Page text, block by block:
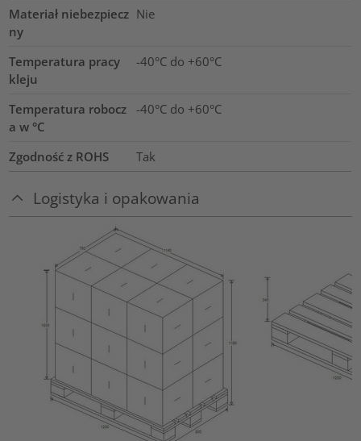
Materiał niebezpiecz
ny
Nie
Temperatura pracy
kleju
-40°C do +60°C
Temperatura robocz
a w °C
-40°C do +60°C
Zgodność z ROHS Tak
Logistyka i opakowania